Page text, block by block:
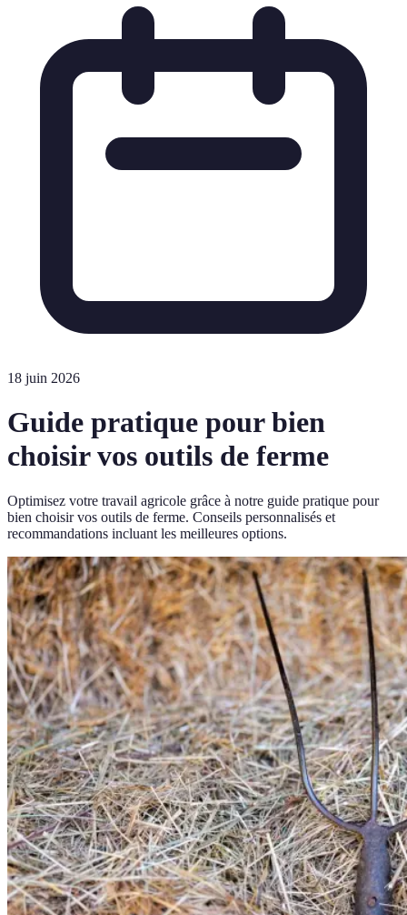
18 juin 2026
Guide pratique pour bien
choisir vos outils de ferme
Optimisez votre travail agricole grâce à notre guide pratique pour
bien choisir vos outils de ferme. Conseils personnalisés et
recommandations incluant les meilleures options.